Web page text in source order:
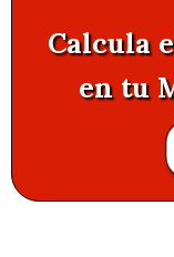
Calcula
en tu